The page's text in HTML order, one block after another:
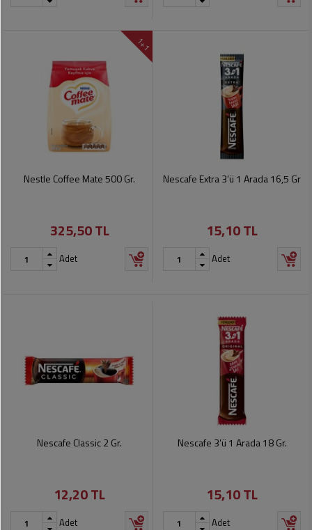
1+1
Nestle Coffee Mate 500 Gr.
325,50 TL
Adet
Nescafe Extra 3’ü 1 Arada 16,5 Gr
15,10 TL
Adet
Nescafe Classic 2 Gr.
12,20 TL
Adet
Nescafe 3’ü 1 Arada 18 Gr.
15,10 TL
Adet